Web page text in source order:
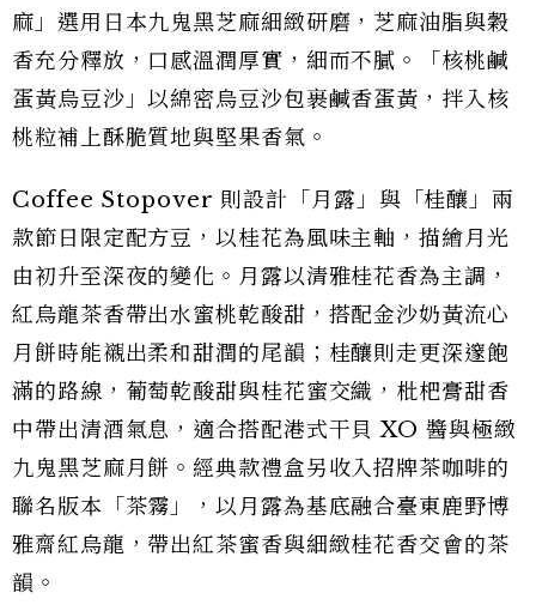
麻」選用日本九鬼黑芝麻細緻研磨，芝麻油脂與穀
香充分釋放，口感溫潤厚實，細而不膩。「核桃鹹
蛋黃烏豆沙」以綿密烏豆沙包裹鹹香蛋黃，拌入核
桃粒補上酥脆質地與堅果香氣。
Coffee Stopover 則設計「月露」與「桂釀」兩
款節日限定配方豆，以桂花為風味主軸，描繪月光
由初升至深夜的變化。月露以清雅桂花香為主調，
紅烏龍茶香帶出水蜜桃乾酸甜，搭配金沙奶黃流心
月餅時能襯出柔和甜潤的尾韻；桂釀則走更深邃飽
滿的路線，葡萄乾酸甜與桂花蜜交織，枇杷膏甜香
中帶出清酒氣息，適合搭配港式干貝 XO 醬與極緻
九鬼黑芝麻月餅。經典款禮盒另收入招牌茶咖啡的
聯名版本「茶霧」，以月露為基底融合臺東鹿野博
雅齋紅烏龍，帶出紅茶蜜香與細緻桂花香交會的茶
韻。